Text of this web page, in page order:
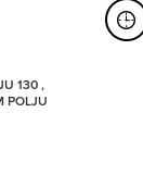
130 ,
POLJU